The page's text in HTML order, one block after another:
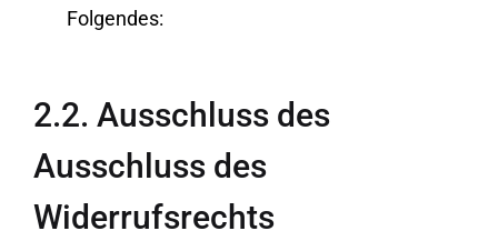
Folgendes:
2.2. Ausschluss des
Ausschluss des
Widerrufsrechts